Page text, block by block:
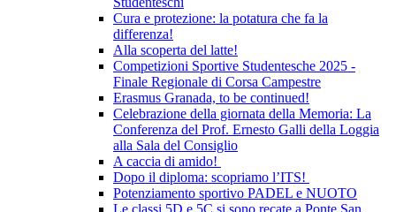
Cura e protezione: la potatura che fa la
differenza!
Alla scoperta del latte!
Competizioni Sportive Studentesche 2025 -
Finale Regionale di Corsa Campestre
Erasmus Granada, to be continued!
Celebrazione della giornata della Memoria: La
Conferenza del Prof. Ernesto Galli della Loggia
alla Sala del Consiglio
A caccia di amido!
Dopo il diploma: scopriamo l’ITS!
Potenziamento sportivo PADEL e NUOTO